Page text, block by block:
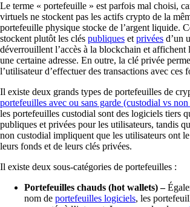
Le terme « portefeuille » est parfois mal choisi,
virtuels ne stockent pas les actifs crypto de la
portefeuille physique stocke de l’argent liquide.
stockent plutôt les clés publiques et privées d’un
déverrouillent l’accès à la blockchain et affichent
une certaine adresse. En outre, la clé privée
l’utilisateur d’effectuer des transactions avec ces
Il existe deux grands types de portefeuilles de
portefeuilles avec ou sans garde (custodial vs
les portefeuilles custodial sont des logiciels tiers
publiques et privées pour les utilisateurs, tandis
non custodial impliquent que les utilisateurs ont
leurs fonds et de leurs clés privées.
Il existe deux sous-catégories de portefeuilles :
Portefeuilles chauds (hot wallets) –
nom de portefeuilles logiciels, les